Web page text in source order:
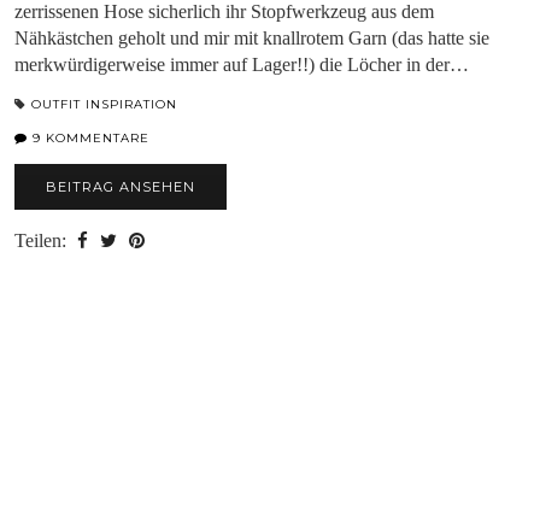
zerrissenen Hose sicherlich ihr Stopfwerkzeug aus dem
Nähkästchen geholt und mir mit knallrotem Garn (das hatte sie
merkwürdigerweise immer auf Lager!!) die Löcher in der…
OUTFIT INSPIRATION
9 KOMMENTARE
BEITRAG ANSEHEN
Teilen: